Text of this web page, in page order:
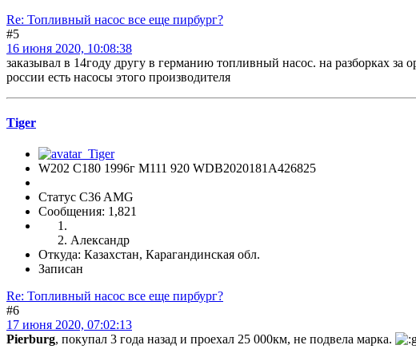
Re: Топливный насос все еще пирбург?
#5
16 июня 2020, 10:08:38
заказывал в 14году другу в германию топливный насос. на разборках
россии есть насосы этого производителя
Tiger
W202 C180 1996г М111 920 WDB2020181A426825
Статус C36 AMG
Сообщения: 1,821
Александр
Откуда: Казахстан, Карагандинская обл.
Записан
Re: Топливный насос все еще пирбург?
#6
17 июня 2020, 07:02:13
Pierburg, покупал 3 года назад и проехал 25 000км, не подвела марка.